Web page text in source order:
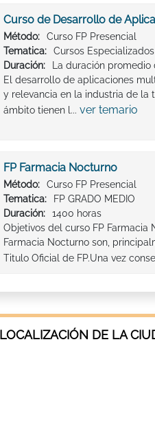
Curso de Desarrollo de
Método:
Curso FP Presencial
Tematica:
Cursos Especializados
Duración:
La duración promedio
El desarrollo de aplicaciones
y relevancia en la industria de la
ámbito tienen l... ver temario
FP Farmacia Nocturno
Método:
Curso FP Presencial
Tematica:
FP GRADO MEDIO
Duración:
1400 horas
Objetivos del curso FP Farmacia
Farmacia Nocturno son,
Titulo Oficial de FP.Una vez
LOCALIZACIÓN DE LA